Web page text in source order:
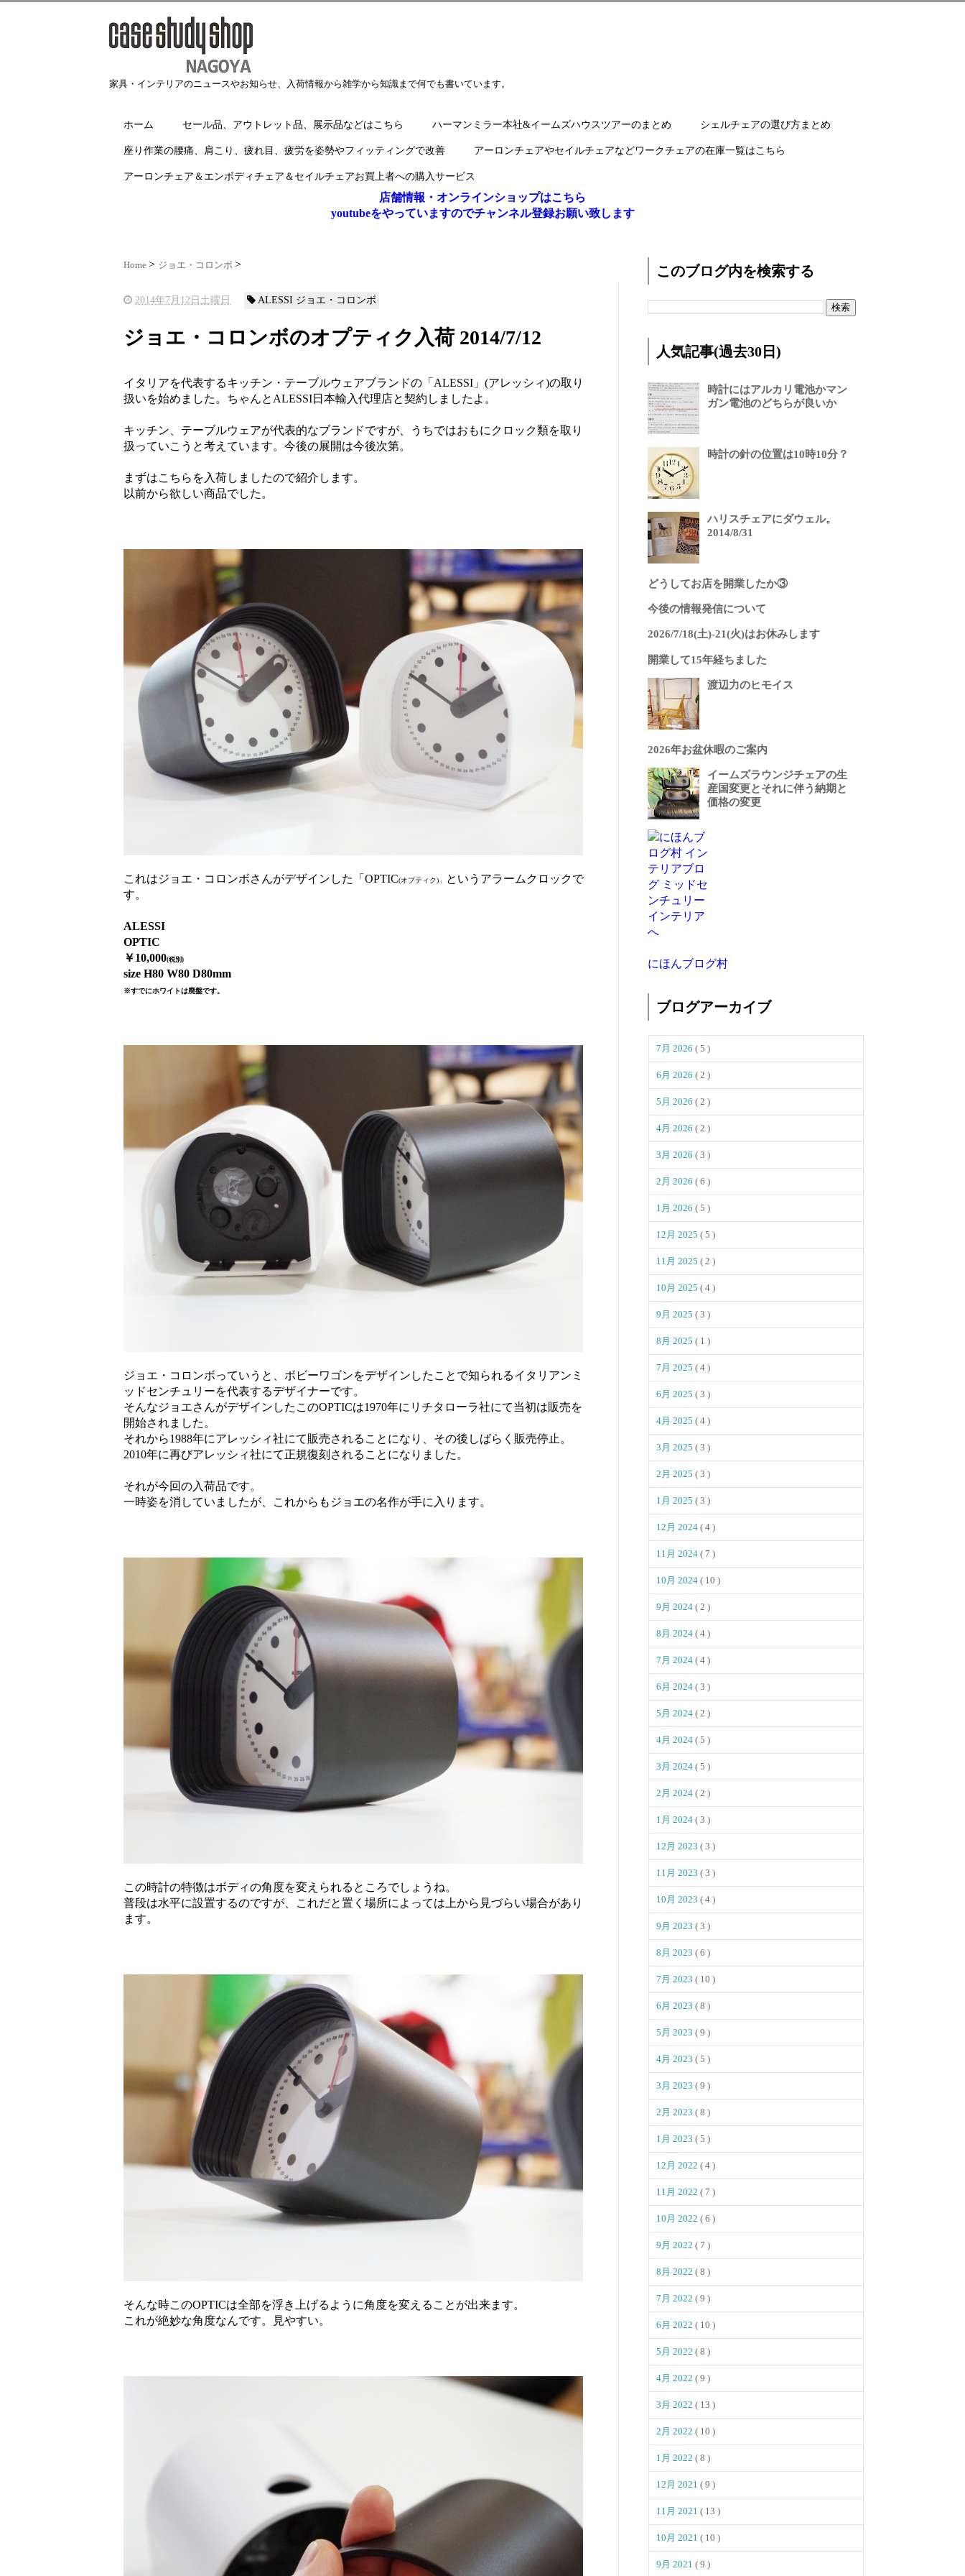
家具・インテリアのニュースやお知らせ、入荷情報から雑学から知識まで何でも書いています。
ホーム セール品、アウトレット品、展示品などはこちら ハーマンミラー本社&イームズハウスツアーのまとめ シェルチェアの選び方まとめ
座り作業の腰痛、肩こり、疲れ目、疲労を姿勢やフィッティングで改善 アーロンチェアやセイルチェアなどワークチェアの在庫一覧はこちら
アーロンチェア＆エンボディチェア＆セイルチェアお買上者への購入サービス
店舗情報・オンラインショップはこちら
youtubeをやっていますのでチャンネル登録お願い致します
Home ジョエ・コロンボ
2014年7月12日土曜日 ALESSI ジョエ・コロンボ
ジョエ・コロンボのオプティク入荷 2014/7/12
イタリアを代表するキッチン・テーブルウェアブランドの「ALESSI」(アレッシィ)の取り
扱いを始めました。ちゃんとALESSI日本輸入代理店と契約しましたよ。
キッチン、テーブルウェアが代表的なブランドですが、うちではおもにクロック類を取り
扱っていこうと考えています。今後の展開は今後次第。
まずはこちらを入荷しましたので紹介します。
以前から欲しい商品でした。
これはジョエ・コロンボさんがデザインした「OPTIC(オプティク)」
というアラームクロックで
す。
ALESSI
OPTIC
￥10,000(税別)
size H80 W80 D80mm
※すでにホワイトは廃盤です。
ジョエ・コロンボっていうと、ボビーワゴンをデザインしたことで知られるイタリアンミ
ッドセンチュリーを代表するデザイナーです。
そんなジョエさんがデザインしたこのOPTICは1970年にリチタローラ社にて当初は販売を
開始されました。
それから1988年にアレッシィ社にて販売されることになり、その後しばらく販売停止。
2010年に再びアレッシィ社にて正規復刻されることになりました。
それが今回の入荷品です。
一時姿を消していましたが、これからもジョエの名作が手に入ります。
この時計の特徴はボディの角度を変えられるところでしょうね。
普段は水平に設置するのですが、これだと置く場所によっては上から見づらい場合があり
ます。
そんな時このOPTICは全部を浮き上げるように角度を変えることが出来ます。
これが絶妙な角度なんです。見やすい。
このブログ内を検索する
人気記事(過去30日)
時計にはアルカリ電池かマン
ガン電池のどちらが良いか
時計の針の位置は10時10分？
ハリスチェアにダウェル。
2014/8/31
どうしてお店を開業したか③
今後の情報発信について
2026/7/18(土)-21(火)はお休みします
開業して15年経ちました
渡辺力のヒモイス
2026年お盆休暇のご案内
イームズラウンジチェアの生
産国変更とそれに伴う納期と
価格の変更
にほんブログ村
ブログアーカイブ
7月 2026 ( 5 )
6月 2026 ( 2 )
5月 2026 ( 2 )
4月 2026 ( 2 )
3月 2026 ( 3 )
2月 2026 ( 6 )
1月 2026 ( 5 )
12月 2025 ( 5 )
11月 2025 ( 2 )
10月 2025 ( 4 )
9月 2025 ( 3 )
8月 2025 ( 1 )
7月 2025 ( 4 )
6月 2025 ( 3 )
4月 2025 ( 4 )
3月 2025 ( 3 )
2月 2025 ( 3 )
1月 2025 ( 3 )
12月 2024 ( 4 )
11月 2024 ( 7 )
10月 2024 ( 10 )
9月 2024 ( 2 )
8月 2024 ( 4 )
7月 2024 ( 4 )
6月 2024 ( 3 )
5月 2024 ( 2 )
4月 2024 ( 5 )
3月 2024 ( 5 )
2月 2024 ( 2 )
1月 2024 ( 3 )
12月 2023 ( 3 )
11月 2023 ( 3 )
10月 2023 ( 4 )
9月 2023 ( 3 )
8月 2023 ( 6 )
7月 2023 ( 10 )
6月 2023 ( 8 )
5月 2023 ( 9 )
4月 2023 ( 5 )
3月 2023 ( 9 )
2月 2023 ( 8 )
1月 2023 ( 5 )
12月 2022 ( 4 )
11月 2022 ( 7 )
10月 2022 ( 6 )
9月 2022 ( 7 )
8月 2022 ( 8 )
7月 2022 ( 9 )
6月 2022 ( 10 )
5月 2022 ( 8 )
4月 2022 ( 9 )
3月 2022 ( 13 )
2月 2022 ( 10 )
1月 2022 ( 8 )
12月 2021 ( 9 )
11月 2021 ( 13 )
10月 2021 ( 10 )
9月 2021 ( 9 )